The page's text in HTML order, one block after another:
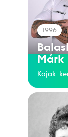
1996
Márk
Kajak-